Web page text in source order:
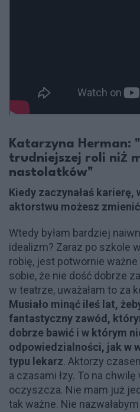
Katarzyna Herman:
trudniejszej roli niż
nastolatków"
Kiedy zaczynałaś karierę,
aktorstwu możesz
Wtedy byłam bardziej
idealizm? Zaraz po szkole
robię, jest potwornie ważne
sobie, że nie dość dobrze
w teatrze, uważałam to za
Musiało minąć ileś lat,
fantastyczny zawód,
dobrze bawić i w którym
odpowiedzialności, jak w
typu lekarz. Aktorzy
a czasami łzy. To na
oczyszcza. Nie mam już
tak ważne. Nie